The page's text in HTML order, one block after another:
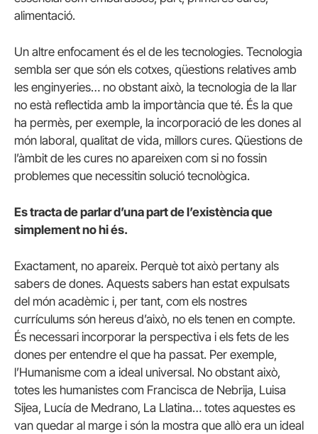
alimentació.
Un altre enfocament és el de les tecnologies. Tecnologia
sembla ser que són els cotxes, qüestions relatives amb
les enginyeries… no obstant això, la tecnologia de la llar
no està reflectida amb la importància que té. És la que
ha permès, per exemple, la incorporació de les dones al
món laboral, qualitat de vida, millors cures. Qüestions de
l’àmbit de les cures no apareixen com si no fossin
problemes que necessitin solució tecnològica.
Es tracta de parlar d’una part de l’existència que
simplement no hi és.
Exactament, no apareix. Perquè tot això pertany als
sabers de dones. Aquests sabers han estat expulsats
del món acadèmic i, per tant, com els nostres
currículums són hereus d’això, no els tenen en compte.
És necessari incorporar la perspectiva i els fets de les
dones per entendre el que ha passat. Per exemple,
l’Humanisme com a ideal universal. No obstant això,
totes les humanistes com Francisca de Nebrija, Luisa
Sijea, Lucía de Medrano, La Llatina… totes aquestes es
van quedar al marge i són la mostra que allò era un ideal